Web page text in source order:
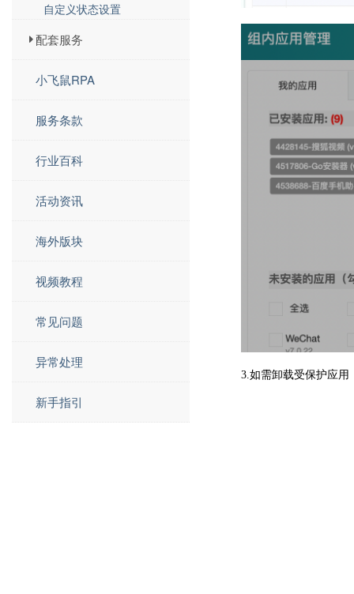
自定义状态设置
配套服务
小飞鼠RPA
服务条款
行业百科
活动资讯
海外版块
视频教程
常见问题
异常处理
新手指引
3.如需卸载受保护应用